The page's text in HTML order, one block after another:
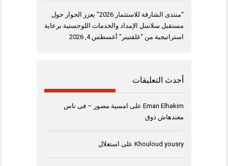
“منتدى الشارقة للاستثمار 2026” يعزز الحوار حول
مستقبل سلاسل الإمداد والخدمات اللوجستية برعاية
استراتيجية من “غلفتينر” أغسطس 4, 2026
أحدث التعليقات
Eman Elhakim على امسية مصور – فى ناس
معندهاش ذوق
Khouloud yousry على استغلال